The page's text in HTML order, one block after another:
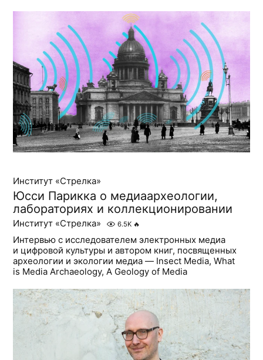
Институт «Стрелка»
Юсси Парикка о медиаархеологии,
лабораториях и коллекционировании
Институт «Стрелка» 6.5K 🔥
Интервью с исследователем электронных медиа
и цифровой культуры и автором книг, посвященных
археологии и экологии медиа — Insect Media, What
is Media Archaeology, A Geology of Media